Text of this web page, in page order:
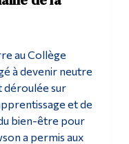
au Collège
à devenir neutre
déroulée sur
et de
bien-être pour
a permis aux